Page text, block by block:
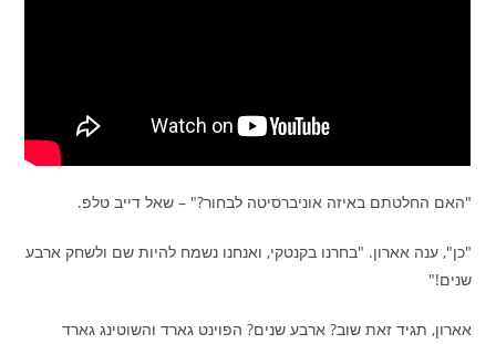
"האם החלטתם באיזה אוניברסיטה לבחור?" – שאל דייב טלפ.
"כן", ענה אארון. "בחרנו בקנטקי, ואנחנו נשמח להיות שם ולשחק ארבע
שנים!"
אארון, תגיד זאת שוב? ארבע שנים? הפוינט גארד והשוטינג גארד